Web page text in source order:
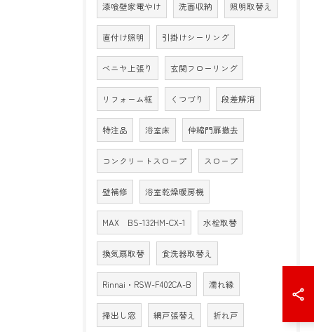
漆喰壁家電やけ 洗面収納 照明取替え
直付け照明 引掛けシーリング
ベニヤ上張り 玄関フローリング
リフォーム框 くつづり 段差解消
特注品 浴室床 伸縮門扉撤去
コンクリートスロープ スロープ
壁補修 浴室乾燥暖房機
MAX BS-132HM-CX-1 水栓取替
換気扇取替 食洗器取替え
Rinnai・RSW-F402CA-B 濡れ縁
掃出し窓 網戸張替え 折れ戸